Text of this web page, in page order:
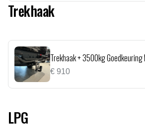
Trekhaak
Trekhaak + 3500kg
€ 910
LPG